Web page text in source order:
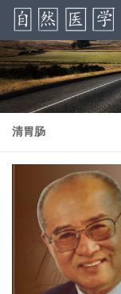
跳至内容
清胃肠